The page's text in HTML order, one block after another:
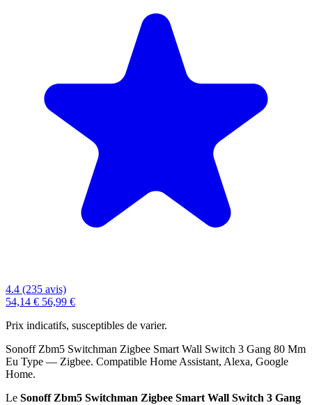
4.4 (235 avis)
54,14 € 56,99 €
Prix indicatifs, susceptibles de varier.
Sonoff Zbm5 Switchman Zigbee Smart Wall Switch 3 Gang 80 Mm
Eu Type — Zigbee. Compatible Home Assistant, Alexa, Google
Home.
Le Sonoff Zbm5 Switchman Zigbee Smart Wall Switch 3 Gang